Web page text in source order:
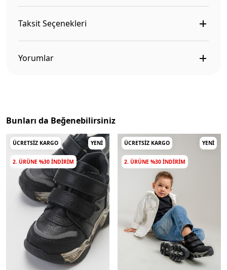
Taksit Seçenekleri
Yorumlar
Bunları da Beğenebilirsiniz
ÜCRETSIZ KARGO YENI
2. ÜRÜNE %30 INDIRIM
ÜCRETSIZ KARGO YENI
2. ÜRÜNE %30 INDIRIM